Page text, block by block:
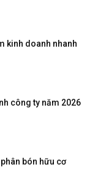
kinh doanh nhanh
công ty năm 2026
bón hữu cơ